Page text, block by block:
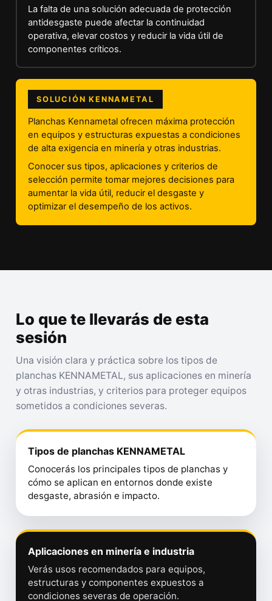
La falta de una solución adecuada de protección
antidesgaste puede afectar la continuidad
operativa, elevar costos y reducir la vida útil de
componentes críticos.
SOLUCIÓN KENNAMETAL
Planchas Kennametal ofrecen máxima protección
en equipos y estructuras expuestas a condiciones
de alta exigencia en minería y otras industrias.
Conocer sus tipos, aplicaciones y criterios de
selección permite tomar mejores decisiones para
aumentar la vida útil, reducir el desgaste y
optimizar el desempeño de los activos.
Lo que te llevarás de esta
sesión
Una visión clara y práctica sobre los tipos de
planchas KENNAMETAL, sus aplicaciones en minería
y otras industrias, y criterios para proteger equipos
sometidos a condiciones severas.
Tipos de planchas KENNAMETAL
Conocerás los principales tipos de planchas y
cómo se aplican en entornos donde existe
desgaste, abrasión e impacto.
Aplicaciones en minería e industria
Verás usos recomendados para equipos,
estructuras y componentes expuestos a
condiciones severas de operación.